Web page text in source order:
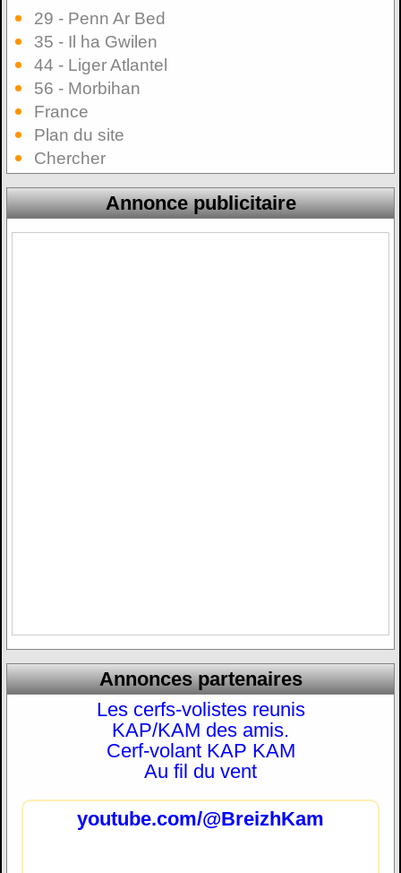
29 - Penn Ar Bed
35 - Il ha Gwilen
44 - Liger Atlantel
56 - Morbihan
France
Plan du site
Chercher
Annonce publicitaire
Annonces partenaires
Les cerfs-volistes reunis
KAP/KAM des amis.
Cerf-volant KAP KAM
Au fil du vent
youtube.com/@BreizhKam